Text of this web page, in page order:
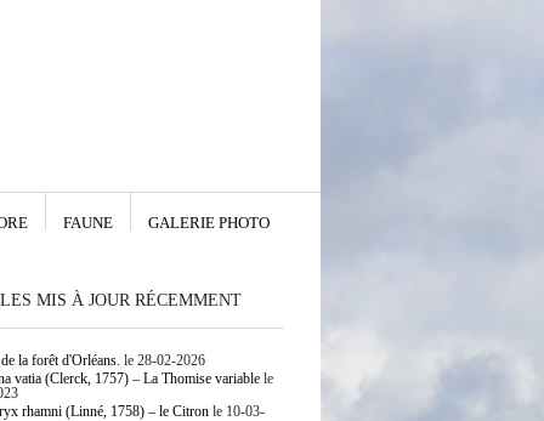
FAUNE GALERIE PHOTO
MIS À JOUR RÉCEMMENT
la forêt d'Orléans. le 28-02-2026
vatia (Clerck, 1757) – La Thomise variablele
rhamni (Linné, 1758) – le Citronle 10-03-